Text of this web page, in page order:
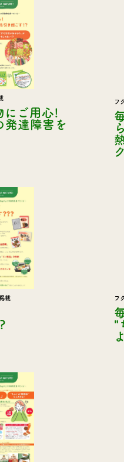
にご用心!
発達障害を
フ
載 フ
"